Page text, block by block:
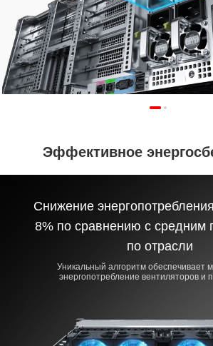
Эффективное
Снижение
8% по сравнению с средним
по отрасли
Уникальный алгоритм обеспечивает
энергопотребление вентиляторов и